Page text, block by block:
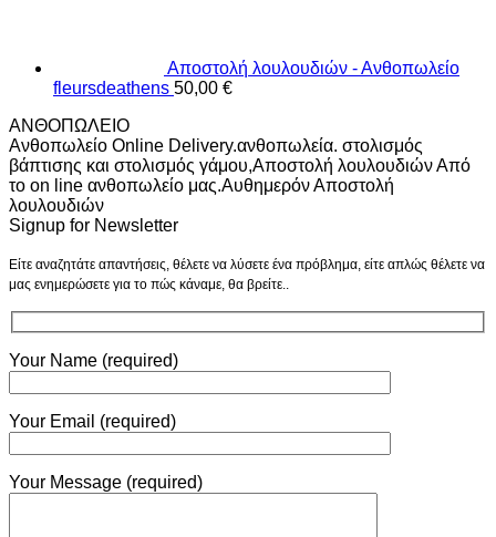
Αποστολή λουλουδιών - Ανθοπωλείο
fleursdeathens 50,00 €
ΑΝΘΟΠΩΛΕΙΟ
Ανθοπωλείο Online Delivery.ανθοπωλεία. στολισμός
βάπτισης και στολισμός γάμου,Αποστολή λουλουδιών Από
το on line ανθοπωλείο μας.Αυθημερόν Αποστολή
λουλουδιών
Signup for Newsletter
Είτε αναζητάτε απαντήσεις, θέλετε να λύσετε ένα πρόβλημα, είτε απλώς θέλετε να
μας ενημερώσετε για το πώς κάναμε, θα βρείτε..
Your Name (required)
Your Email (required)
Your Message (required)